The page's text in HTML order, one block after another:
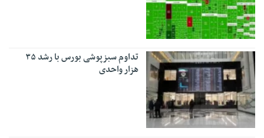
تداوم سبزپوشی بورس با رشد ۳۵
هزار واحدی